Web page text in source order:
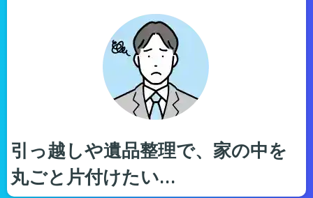
引っ越しや遺品整理で、家の中を
丸ごと片付けたい…